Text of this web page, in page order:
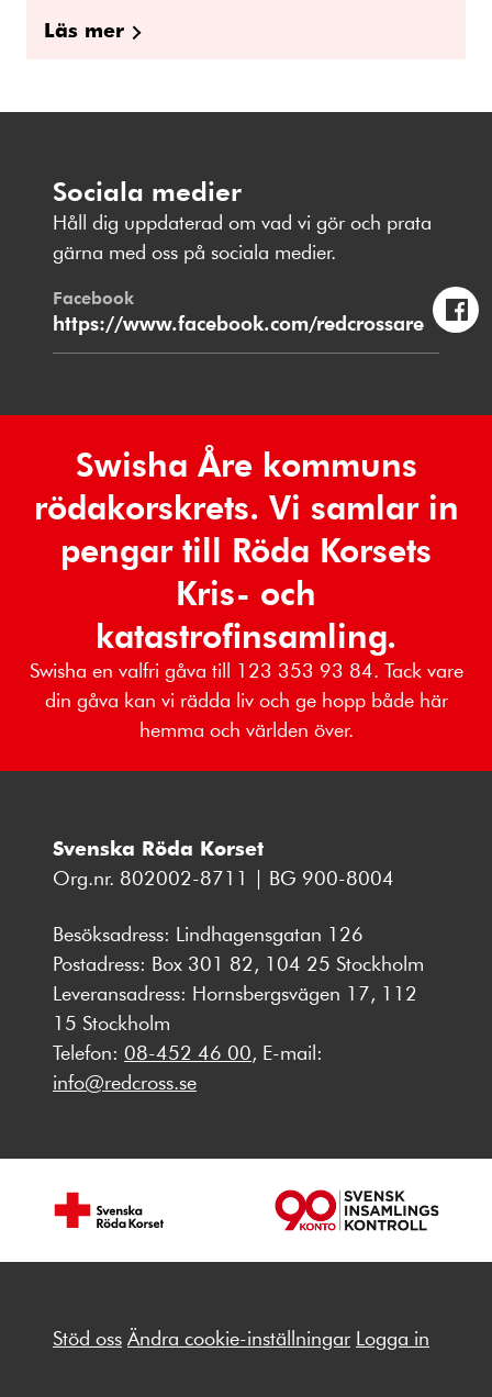
Läs mer
Sociala medier
Håll dig uppdaterad om vad vi gör och prata
gärna med oss på sociala medier.
Facebook
https://www.facebook.com/redcrossare
Swisha Åre kommuns
rödakorskrets. Vi samlar in
pengar till Röda Korsets
Kris- och
katastrofinsamling.
Swisha en valfri gåva till 123 353 93 84. Tack vare
din gåva kan vi rädda liv och ge hopp både här
hemma och världen över.
Svenska Röda Korset
Org.nr. 802002-8711 | BG 900-8004
Besöksadress: Lindhagensgatan 126
Postadress: Box 301 82, 104 25 Stockholm
Leveransadress: Hornsbergsvägen 17, 112
15 Stockholm
Telefon: 08-452 46 00, E-mail:
info@redcross.se
Stöd oss Ändra cookie-inställningar Logga in